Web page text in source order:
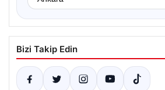
Bizi Takip Edin